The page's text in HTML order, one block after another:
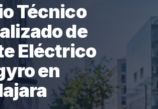
Técnico
de
Eléctrico
en